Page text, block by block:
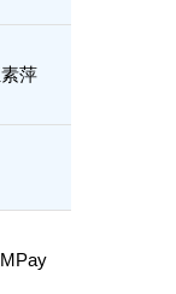
萍